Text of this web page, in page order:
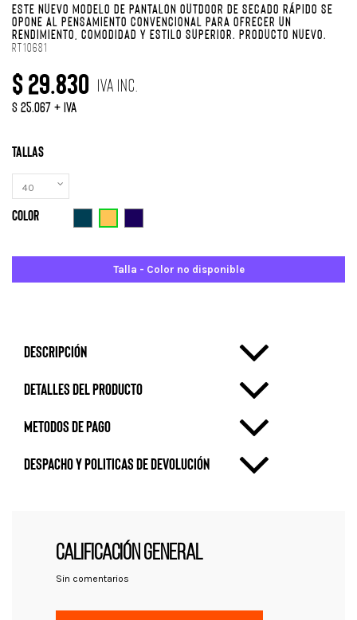
ESTE NUEVO MODELO DE PANTALÓN OUTDOOR DE SECADO RÁPIDO SE
OPONE AL PENSAMIENTO CONVENCIONAL PARA OFRECER UN
RENDIMIENTO, COMODIDAD Y ESTILO SUPERIOR. PRODUCTO NUEVO.
RT10681
$ 29.830 IVA Inc.
$ 25.067 + IVA
Tallas
Color
Talla - Color no disponible
Descripción
Detalles del producto
metodos de pago
Despacho y politicas de devolución
CALIFICACIÓN GENERAL
Sin comentarios